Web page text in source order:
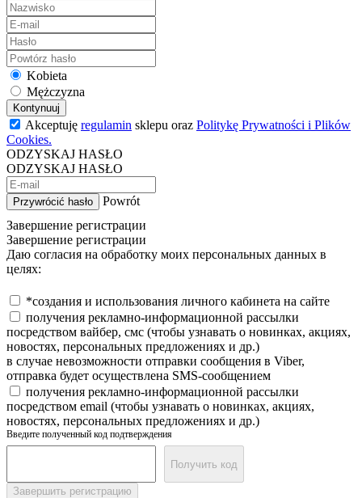
Kobieta
Mężczyzna
Kontynuuj
Akceptuję regulamin sklepu oraz Politykę Prywatności i Plików
Cookies.
ODZYSKAJ HASŁO
ODZYSKAJ HASŁO
Przywrócić hasło
Powrót
Завершение регистрации
Завершение регистрации
Даю согласия на обработку моих персональных данных в
целях:
*создания и использования личного кабинета на сайте
получения рекламно-информационной рассылки
посредством вайбер, смс (чтобы узнавать о новинках, акциях,
новостях, персональных предложениях и др.)
в случае невозможности отправки сообщения в Viber,
отправка будет осуществлена SMS-сообщением
получения рекламно-информационной рассылки
посредством email (чтобы узнавать о новинках, акциях,
новостях, персональных предложениях и др.)
Введите полученный код подтверждения
Получить код
Завершить регистрацию